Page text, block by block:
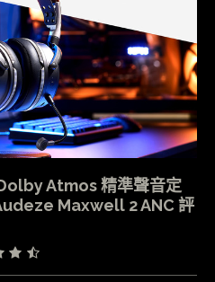
Atmos 精準聲音定
Maxwell 2 ANC 評